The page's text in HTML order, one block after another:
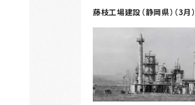
藤枝工場建設（静岡県）（3月）